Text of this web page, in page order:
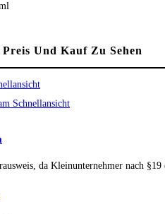
Und Kauf Zu Sehen
Schnellansicht
da Kleinunternehmer nach